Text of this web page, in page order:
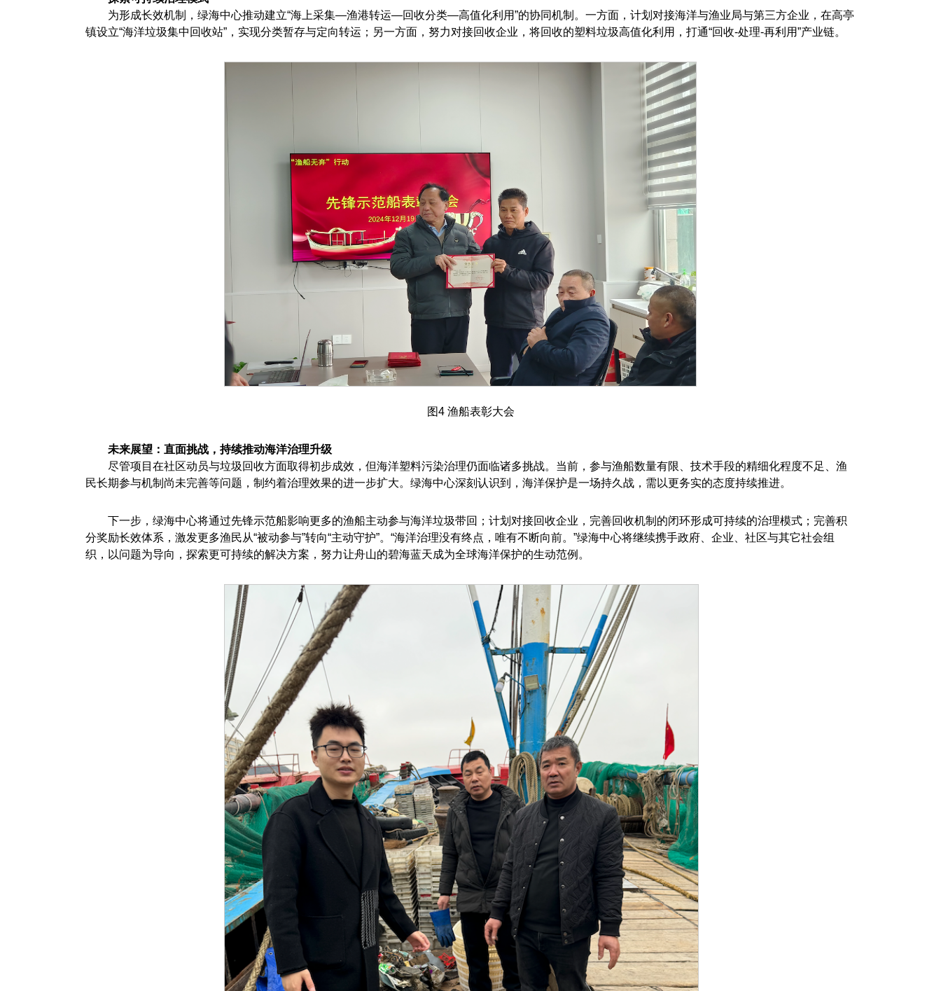
为形成长效机制，绿海中心推动建立“海上采集—渔港转运—回收分类—高值化利用”的协同机制。一方面，计划对接海洋与渔业局与第三方企业，在高亭
镇设立“海洋垃圾集中回收站”，实现分类暂存与定向转运；另一方面，努力对接回收企业，将回收的塑料垃圾高值化利用，打通“回收-处理-再利用”产业链。
图4 渔船表彰大会
未来展望：直面挑战，持续推动海洋治理升级
尽管项目在社区动员与垃圾回收方面取得初步成效，但海洋塑料污染治理仍面临诸多挑战。当前，参与渔船数量有限、技术手段的精细化程度不足、渔
民长期参与机制尚未完善等问题，制约着治理效果的进一步扩大。绿海中心深刻认识到，海洋保护是一场持久战，需以更务实的态度持续推进。
下一步，绿海中心将通过先锋示范船影响更多的渔船主动参与海洋垃圾带回；计划对接回收企业，完善回收机制的闭环形成可持续的治理模式；完善积
分奖励长效体系，激发更多渔民从“被动参与”转向“主动守护”。“海洋治理没有终点，唯有不断向前。”绿海中心将继续携手政府、企业、社区与其它社会组
织，以问题为导向，探索更可持续的解决方案，努力让舟山的碧海蓝天成为全球海洋保护的生动范例。